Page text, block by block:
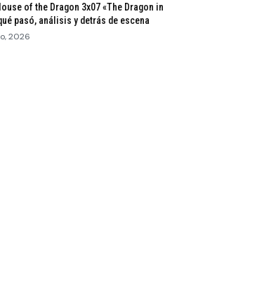
of the Dragon 3x07 «The Dragon in
pasó, análisis y detrás de escena
2026